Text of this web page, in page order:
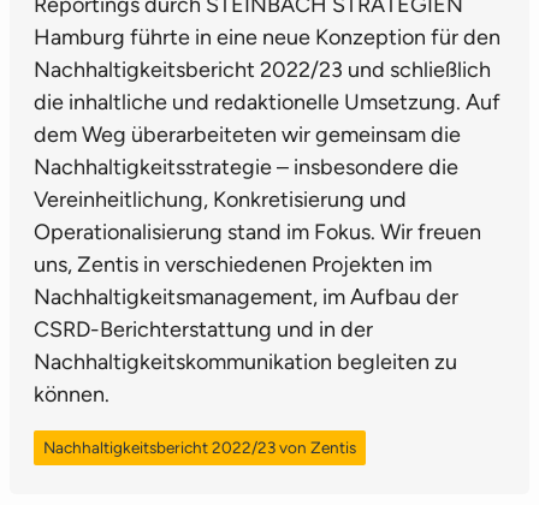
Hamburg führte in eine neue Konzeption für den
Nachhaltigkeitsbericht 2022/23 und schließlich
die inhaltliche und redaktionelle Umsetzung. Auf
dem Weg überarbeiteten wir gemeinsam die
Nachhaltigkeitsstrategie – insbesondere die
Vereinheitlichung, Konkretisierung und
Operationalisierung stand im Fokus. Wir freuen
uns, Zentis in verschiedenen Projekten im
Nachhaltigkeitsmanagement, im Aufbau der
CSRD-Berichterstattung und in der
Nachhaltigkeitskommunikation begleiten zu
können.
Nachhaltigkeitsbericht 2022/23 von Zentis